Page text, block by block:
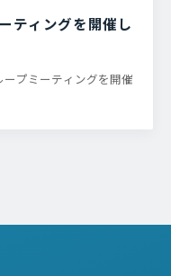
ティングを開催し
ープミーティングを開催